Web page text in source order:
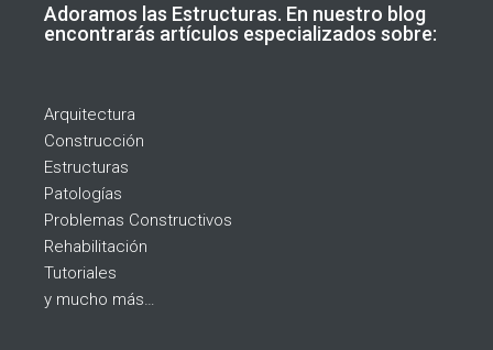
Adoramos las Estructuras. En nuestro blog
encontrarás artículos especializados sobre:
Arquitectura
Construcción
Estructuras
Patologías
Problemas Constructivos
Rehabilitación
Tutoriales
y mucho más…